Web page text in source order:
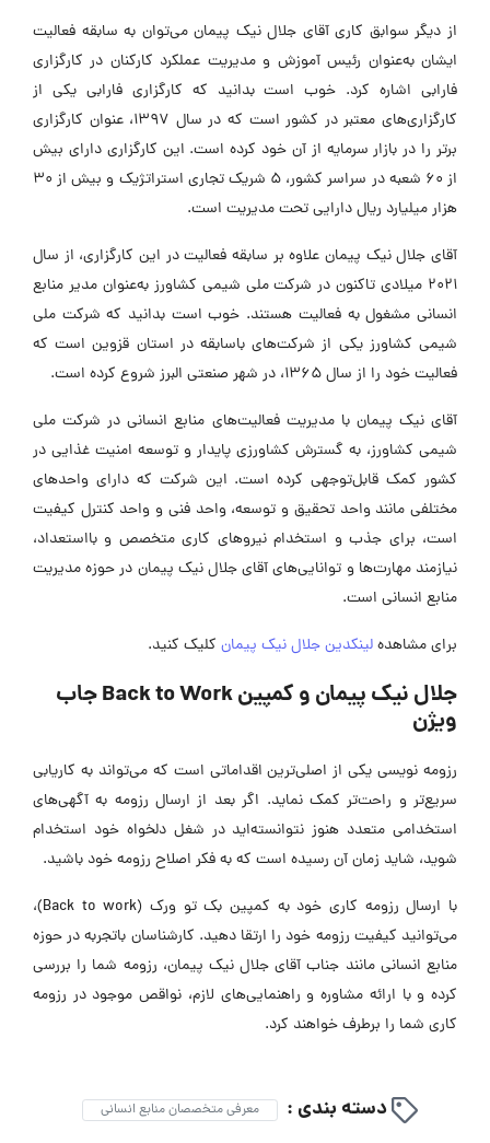
از دیگر سوابق کاری آقای جلال نیک پیمان می‌توان به سابقه فعالیت
ایشان به‌عنوان رئیس آموزش و مدیریت عملکرد کارکنان در کارگزاری
فارابی اشاره کرد. خوب است بدانید که کارگزاری فارابی یکی از
کارگزاری‌های معتبر در کشور است که در سال 1397، ‌عنوان کارگزاری
برتر را در بازار سرمایه از آن خود کرده است. این کارگزاری دارای بیش
از 60 شعبه در سراسر کشور، 5 شریک تجاری استراتژیک و بیش از 30
هزار میلیارد ریال دارایی تحت مدیریت است.
آقای جلال نیک پیمان علاوه بر سابقه فعالیت در این کارگزاری، از سال
2021 میلادی تاکنون در شرکت ملی شیمی کشاورز به‌عنوان مدیر منابع
انسانی مشغول به فعالیت هستند. خوب است بدانید که شرکت ملی
شیمی کشاورز یکی از شرکت‌های باسابقه در استان قزوین است که
فعالیت‌ خود را از سال 1365، در شهر صنعتی البرز شروع کرده است.
آقای نیک پیمان با مدیریت فعالیت‌های منابع انسانی در شرکت ملی
شیمی کشاورز، به گسترش کشاورزی پایدار و توسعه امنیت غذایی در
کشور کمک قابل‌توجهی کرده است. این شرکت که دارای واحدهای
مختلفی مانند واحد تحقیق و توسعه، واحد فنی و واحد کنترل کیفیت
است، برای جذب و استخدام نیروهای کاری متخصص و بااستعداد،
نیازمند مهارت‌ها و توانایی‌های آقای جلال نیک پیمان در حوزه مدیریت
منابع انسانی است.
برای مشاهدهلینکدین جلال نیک پیمان کلیک کنید.
جلال نیک پیمان و کمپین Back to Work جاب
ویژن
رزومه نویسی یکی از اصلی‌ترین اقداماتی است که می‌تواند به کاریابی
سریع‌تر و راحت‌تر کمک نماید. اگر بعد از ارسال رزومه به آگهی‌های
استخدامی متعدد هنوز نتوانسته‌اید در شغل دلخواه خود استخدام
شوید، شاید زمان آن رسیده است که به فکر اصلاح رزومه خود باشید.
با ارسال رزومه کاری خود به کمپین بک تو ورک (Back to work)،
می‌توانید کیفیت رزومه خود را ارتقا دهید. کارشناسان باتجربه در حوزه
منابع انسانی مانند جناب آقای جلال نیک پیمان، رزومه شما را بررسی
کرده و با ارائه مشاوره و راهنمایی‌های لازم، نواقص موجود در رزومه
کاری شما را برطرف خواهند کرد.
دسته بندی : معرفی متخصصان منابع انسانی